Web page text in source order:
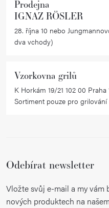
Prodejna
IGNAZ RÖSLER
28. října 10 nebo
dva vchody)
Vzorkovna grilů
K Horkám 19/21 102 00 Praha
Sortiment pouze pro grilování
Odebírat newsletter
Vložte svůj e-mail a my vám
nových produktech na